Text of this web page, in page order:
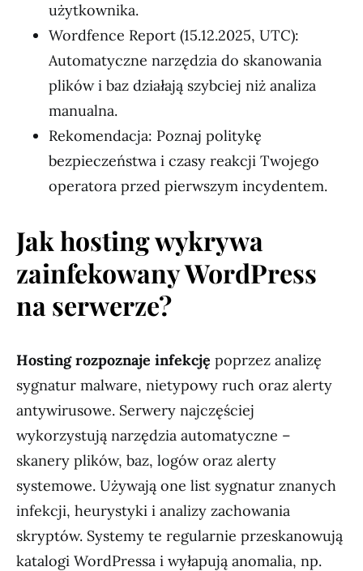
użytkownika.
Wordfence Report (15.12.2025, UTC):
Automatyczne narzędzia do skanowania
plików i baz działają szybciej niż analiza
manualna.
Rekomendacja: Poznaj politykę
bezpieczeństwa i czasy reakcji Twojego
operatora przed pierwszym incydentem.
Jak hosting wykrywa
zainfekowany WordPress
na serwerze?
Hosting rozpoznaje infekcję poprzez analizę
sygnatur malware, nietypowy ruch oraz alerty
antywirusowe. Serwery najczęściej
wykorzystują narzędzia automatyczne –
skanery plików, baz, logów oraz alerty
systemowe. Używają one list sygnatur znanych
infekcji, heurystyki i analizy zachowania
skryptów. Systemy te regularnie przeskanowują
katalogi WordPressa i wyłapują anomalia, np.